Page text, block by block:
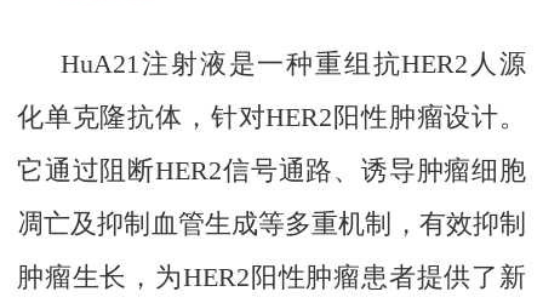
HuA21注射液是一种重组抗HER2人源
化单克隆抗体，针对HER2阳性肿瘤设计。
它通过阻断HER2信号通路、诱导肿瘤细胞
凋亡及抑制血管生成等多重机制，有效抑制
肿瘤生长，为HER2阳性肿瘤患者提供了新